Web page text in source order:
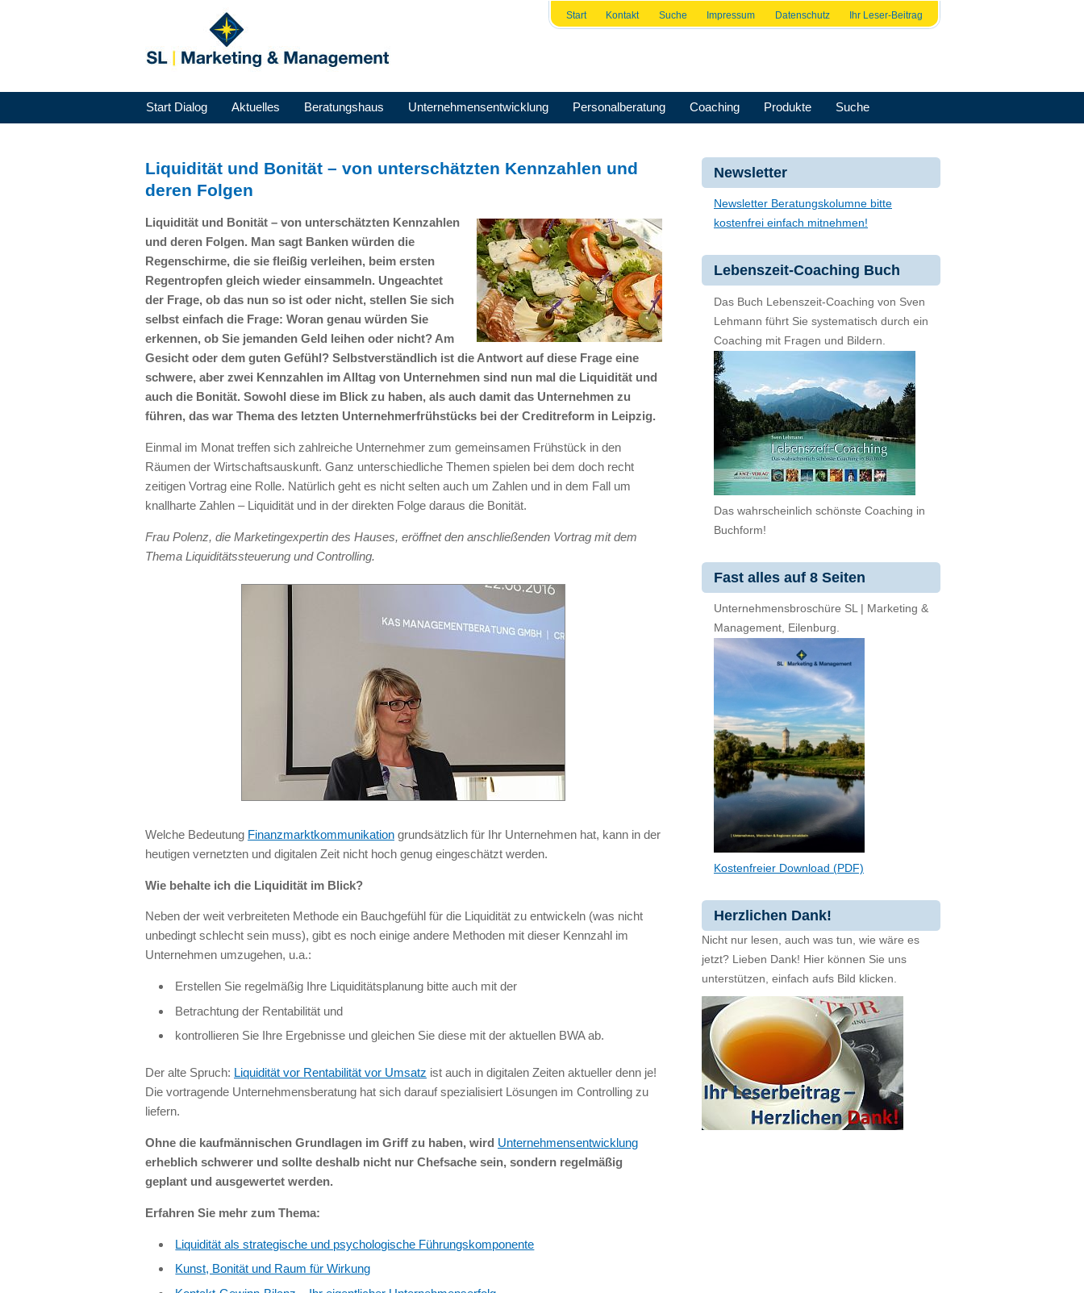
Start Kontakt Suche Impressum Datenschutz Ihr Leser-Beitrag
Start Dialog Aktuelles Beratungshaus Unternehmensentwicklung Personalberatung Coaching Produkte Suche
Liquidität und Bonität – von unterschätzten Kennzahlen und
deren Folgen
Liquidität und Bonität – von unterschätzten Kennzahlen
und deren Folgen. Man sagt Banken würden die
Regenschirme, die sie fleißig verleihen, beim ersten
Regentropfen gleich wieder einsammeln. Ungeachtet
der Frage, ob das nun so ist oder nicht, stellen Sie sich
selbst einfach die Frage: Woran genau würden Sie
erkennen, ob Sie jemanden Geld leihen oder nicht? Am
Gesicht oder dem guten Gefühl? Selbstverständlich ist die Antwort auf diese Frage eine
schwere, aber zwei Kennzahlen im Alltag von Unternehmen sind nun mal die Liquidität und
auch die Bonität. Sowohl diese im Blick zu haben, als auch damit das Unternehmen zu
führen, das war Thema des letzten Unternehmerfrühstücks bei der Creditreform in Leipzig.
Einmal im Monat treffen sich zahlreiche Unternehmer zum gemeinsamen Frühstück in den
Räumen der Wirtschaftsauskunft. Ganz unterschiedliche Themen spielen bei dem doch recht
zeitigen Vortrag eine Rolle. Natürlich geht es nicht selten auch um Zahlen und in dem Fall um
knallharte Zahlen – Liquidität und in der direkten Folge daraus die Bonität.
Frau Polenz, die Marketingexpertin des Hauses, eröffnet den anschließenden Vortrag mit dem
Thema Liquiditätssteuerung und Controlling.
Welche Bedeutung Finanzmarktkommunikation grundsätzlich für Ihr Unternehmen hat, kann in der
heutigen vernetzten und digitalen Zeit nicht hoch genug eingeschätzt werden.
Wie behalte ich die Liquidität im Blick?
Neben der weit verbreiteten Methode ein Bauchgefühl für die Liquidität zu entwickeln (was nicht
unbedingt schlecht sein muss), gibt es noch einige andere Methoden mit dieser Kennzahl im
Unternehmen umzugehen, u.a.:
Erstellen Sie regelmäßig Ihre Liquiditätsplanung bitte auch mit der
Betrachtung der Rentabilität und
kontrollieren Sie Ihre Ergebnisse und gleichen Sie diese mit der aktuellen BWAab.
Der alte Spruch: Liquidität vor Rentabilität vor Umsatz ist auch in digitalen Zeiten aktueller denn je!
Die vortragende Unternehmensberatung hat sich darauf spezialisiert Lösungen im Controlling zu
liefern.
Ohne die kaufmännischen Grundlagen im Griff zu haben, wird Unternehmensentwicklung
erheblich schwerer und sollte deshalb nicht nur Chefsache sein, sondern regelmäßig
geplant und ausgewertet werden.
Erfahren Sie mehr zum Thema:
Liquidität als strategische und psychologische Führungskomponente
Kunst, Bonität und Raum für Wirkung
Newsletter
Newsletter Beratungskolumne bitte
kostenfrei einfach mitnehmen!
Lebenszeit-Coaching Buch
Das Buch Lebenszeit-Coaching von Sven
Lehmann führt Sie systematisch durch ein
Coaching mit Fragen und Bildern.
Das wahrscheinlich schönste Coaching in
Buchform!
Fast alles auf 8 Seiten
Unternehmensbroschüre SL | Marketing &
Management, Eilenburg.
Kostenfreier Download (PDF)
Herzlichen Dank!
Nicht nur lesen, auch was tun, wie wäre es
jetzt? Lieben Dank! Hier können Sie uns
unterstützen, einfach aufs Bild klicken.